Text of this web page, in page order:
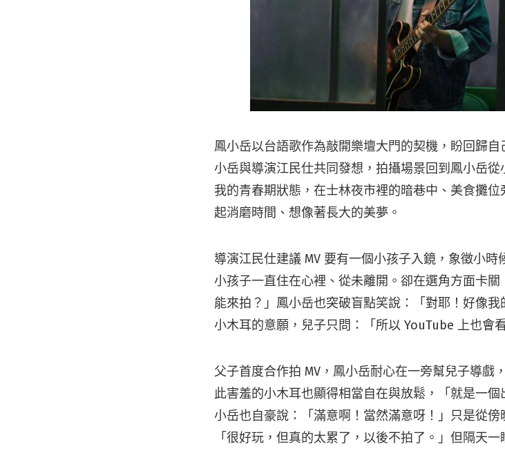
鳳小岳以台語歌作為敲開樂壇大門的契機，盼回歸
小岳與導演江民仕共同發想，拍攝場景回到鳳小岳
我的青春期狀態，在士林夜市裡的暗巷中、美食攤
起消磨時間、想像著長大的美夢。
導演江民仕建議 MV 要有一個小孩子入鏡，象徵小
小孩子一直住在心裡、從未離開。卻在選角方面卡
能來拍？」鳳小岳也突破盲點笑說：「對耶！好像
小木耳的意願，兒子只問：「所以 YouTube 上也會
父子首度合作拍 MV，鳳小岳耐心在一旁幫兒子導戲
此害羞的小木耳也顯得相當自在與放鬆，「就是一
小岳也自豪說：「滿意啊！當然滿意呀！」只是從
「很好玩，但真的太累了，以後不拍了。」但隔天